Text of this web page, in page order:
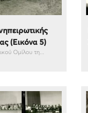
(Εικόνα 5)
Ομίλου τη...